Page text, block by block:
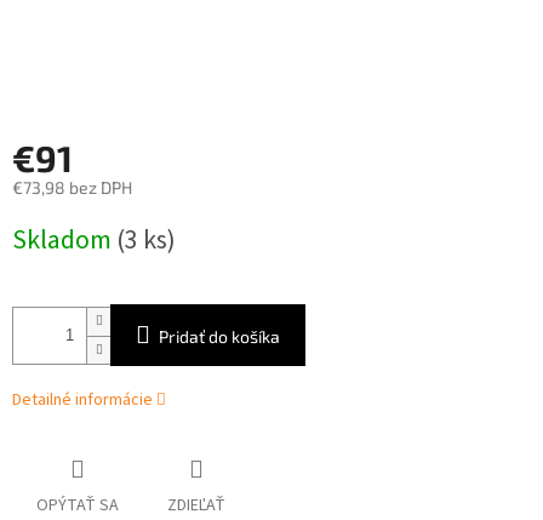
€91
€73,98 bez DPH
cena:
Skladom (3 ks)
Pridať do košíka
Detailné informácie
OPÝTAŤ SA ZDIEĽAŤ